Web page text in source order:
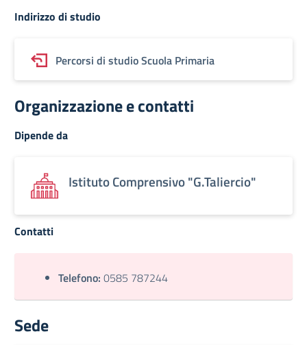
Indirizzo di studio
Percorsi di studio Scuola Primaria
Organizzazione e contatti
Dipende da
Istituto Comprensivo "G.Taliercio"
Contatti
Telefono: 0585 787244
Sede